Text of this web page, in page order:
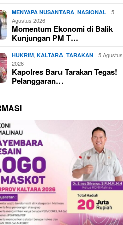
MENYAPA NUSANTARA ,NASIONAL
5
Agustus 2026
Momentum Ekonomi di Balik
Kunjungan PM T…
HUKRIM ,KALTARA ,TARAKAN
5 Agustus
2026
Kapolres Baru Tarakan Tegas!
Pelanggaran…